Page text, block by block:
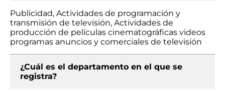
Publicidad, Actividades de programación y
transmisión de televisión, Actividades de
producción de películas cinematográficas videos
programas anuncios y comerciales de televisión
¿Cuál es el departamento en el que se
registra?